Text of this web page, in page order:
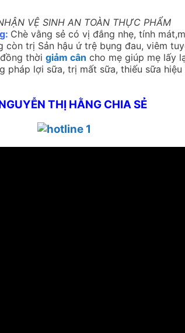
VỆ SINH AN TOÀN THỰC PHẨM
Chè vằng sẻ có vị đắng nhẹ, tính
còn trị Sản hậu ứ trệ bụng đau, viêm
thời giảm cân cho mẹ giúp mẹ lấy
lợi sữa, trị mất sữa, thiếu sữa hiệu
THỊ HẰNG CHIA SẺ